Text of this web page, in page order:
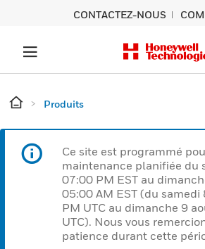
CONTACTEZ-NOUS
Produits
Ce site est programmé
maintenance planifiée du
07:00 PM EST au
05:00 AM EST (du samedi
PM UTC au dimanche 9
UTC). Nous vous
patience durant cette